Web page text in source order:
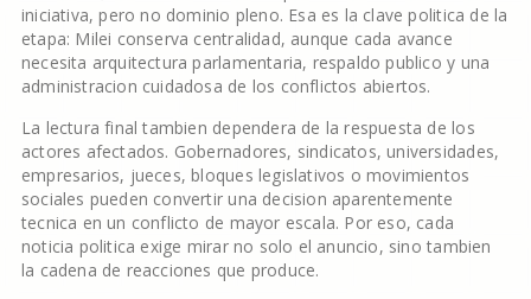
iniciativa, pero no dominio pleno. Esa es la clave politica de la
etapa: Milei conserva centralidad, aunque cada avance
necesita arquitectura parlamentaria, respaldo publico y una
administracion cuidadosa de los conflictos abiertos.
La lectura final tambien dependera de la respuesta de los
actores afectados. Gobernadores, sindicatos, universidades,
empresarios, jueces, bloques legislativos o movimientos
sociales pueden convertir una decision aparentemente
tecnica en un conflicto de mayor escala. Por eso, cada
noticia politica exige mirar no solo el anuncio, sino tambien
la cadena de reacciones que produce.